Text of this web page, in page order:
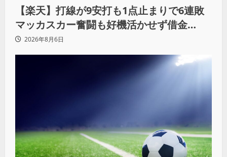
【楽天】打線が9安打も1点止まりで6連敗
マッカスカー奮闘も好機活かせず借金
「22」
2026年8月6日